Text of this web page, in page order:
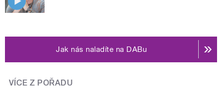
Jak nás naladíte na DABu
VÍCE Z POŘADU